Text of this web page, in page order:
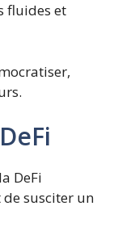
fluides et
DeFi
susciter un